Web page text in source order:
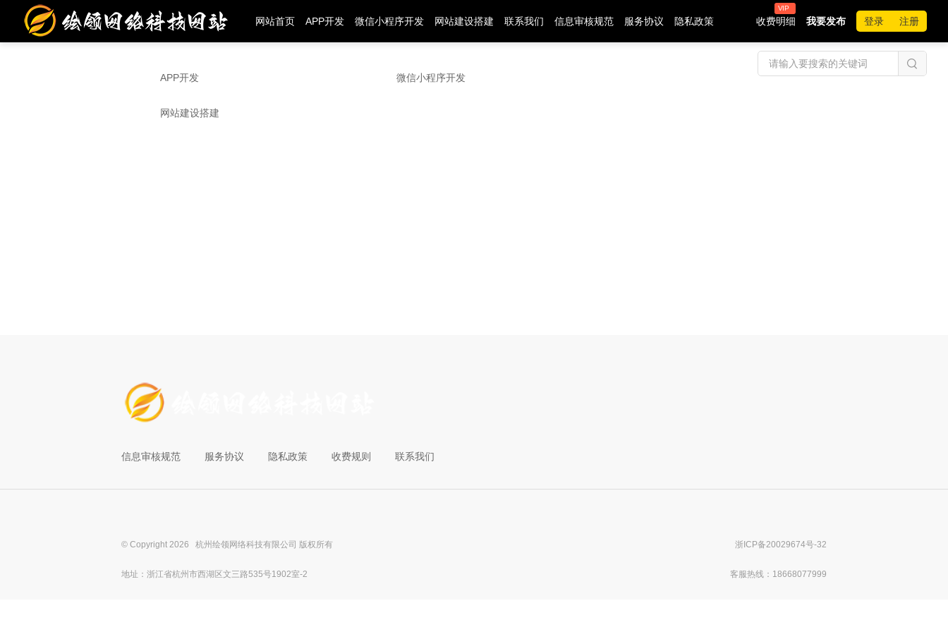
网站首页 APP开发 微信小程序开发 网站建设搭建 联系我们 信息审核规范 服务协议 隐私政策 登录 注册
我要发布
VIP
收费明细
APP开发 微信小程序开发
网站建设搭建
信息审核规范 服务协议 隐私政策 收费规则 联系我们
© Copyright 2026 杭州绘领网络科技有限公司 版权所有 浙ICP备20029674号-32
地址：浙江省杭州市西湖区文三路535号1902室-2 客服热线：18668077999